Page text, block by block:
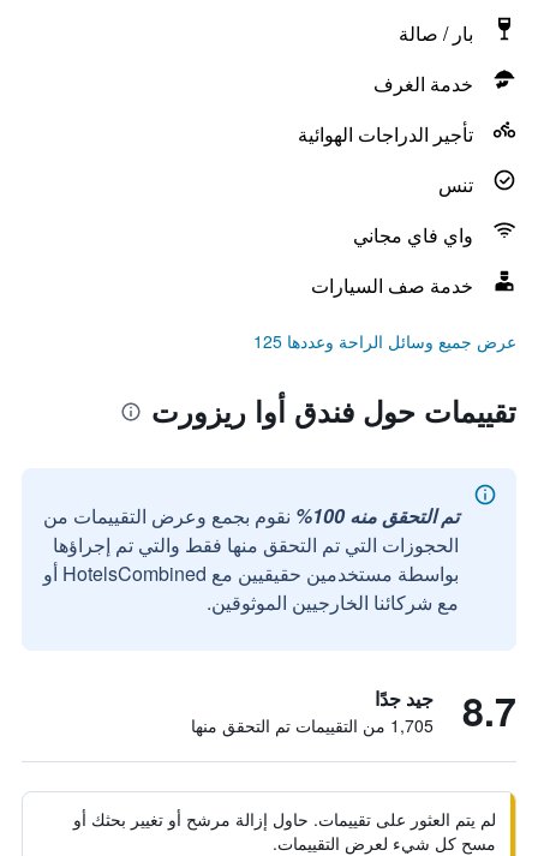
بار / صالة
خدمة الغرف
تأجير الدراجات الهوائية
تنس
واي فاي مجاني
خدمة صف السيارات
عرض جميع وسائل الراحة وعددها 125
تقييمات حول فندق أوا ريزورت
تم التحقق منه 100%
نقوم بجمع وعرض التقييمات من
الحجوزات التي تم التحقق منها فقط والتي تم إجراؤها
بواسطة مستخدمين حقيقيين مع HotelsCombined أو
مع شركائنا الخارجيين الموثوقين.
8.7 جيد جدًا
1,705 من التقييمات تم التحقق منها
لم يتم العثور على تقييمات. حاول إزالة مرشح أو تغيير بحثك أو
مسح كل شيء لعرض التقييمات.